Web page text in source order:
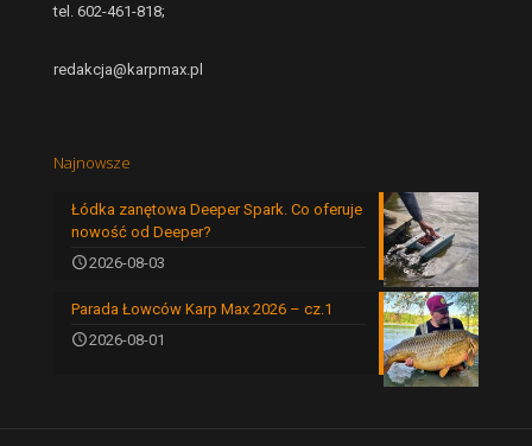
tel. 602-461-818;
redakcja@karpmax.pl
Najnowsze
Łódka zanętowa Deeper Spark. Co oferuje
nowość od Deeper?
2026-08-03
Parada Łowców Karp Max 2026 – cz.1
2026-08-01